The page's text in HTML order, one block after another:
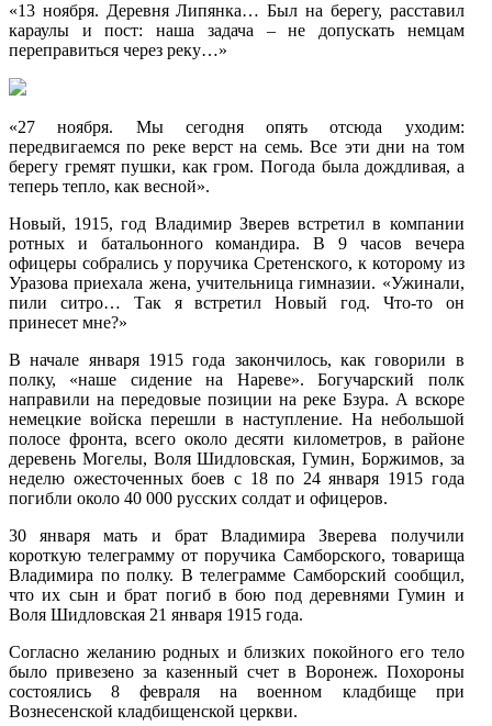
«13 ноября. Деревня Липянка… Был на берегу, расставил
караулы и пост: наша задача – не допускать немцам
переправиться через реку…»
«27 ноября. Мы сегодня опять отсюда уходим:
передвигаемся по реке верст на семь. Все эти дни на том
берегу гремят пушки, как гром. Погода была дождливая, а
теперь тепло, как весной».
Новый, 1915, год Владимир Зверев встретил в компании
ротных и батальонного командира. В 9 часов вечера
офицеры собрались у поручика Сретенского, к которому из
Уразова приехала жена, учительница гимназии. «Ужинали,
пили ситро… Так я встретил Новый год. Что-то он
принесет мне?»
В начале января 1915 года закончилось, как говорили в
полку, «наше сидение на Нареве». Богучарский полк
направили на передовые позиции на реке Бзура. А вскоре
немецкие войска перешли в наступление. На небольшой
полосе фронта, всего около десяти километров, в районе
деревень Могелы, Воля Шидловская, Гумин, Боржимов, за
неделю ожесточенных боев с 18 по 24 января 1915 года
погибли около 40 000 русских солдат и офицеров.
30 января мать и брат Владимира Зверева получили
короткую телеграмму от поручика Самборского, товарища
Владимира по полку. В телеграмме Самборский сообщил,
что их сын и брат погиб в бою под деревнями Гумин и
Воля Шидловская 21 января 1915 года.
Согласно желанию родных и близких покойного его тело
было привезено за казенный счет в Воронеж. Похороны
состоялись 8 февраля на военном кладбище при
Вознесенской кладбищенской церкви.